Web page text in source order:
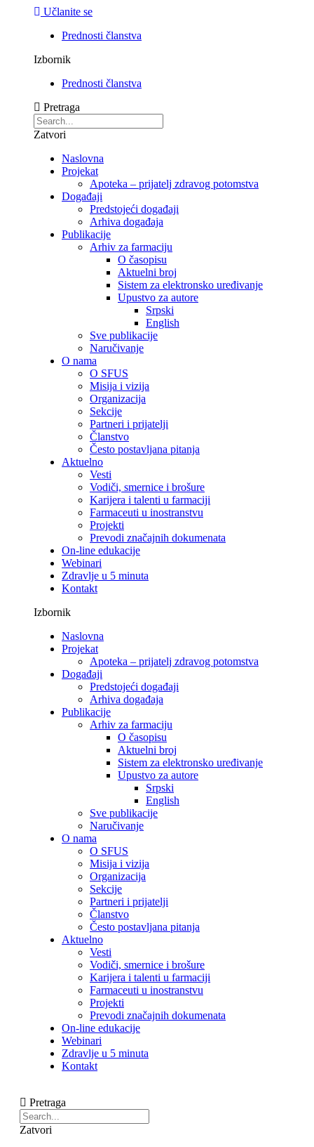
Učlanite se
Prednosti članstva
Izbornik
Prednosti članstva
Pretraga
Zatvori
Naslovna
Projekat
Apoteka – prijatelj zdravog potomstva
Događaji
Predstojeći događaji
Arhiva događaja
Publikacije
Arhiv za farmaciju
O časopisu
Aktuelni broj
Sistem za elektronsko uređivanje
Upustvo za autore
Srpski
English
Sve publikacije
Naručivanje
O nama
O SFUS
Misija i vizija
Organizacija
Sekcije
Partneri i prijatelji
Članstvo
Često postavljana pitanja
Aktuelno
Vesti
Vodiči, smernice i brošure
Karijera i talenti u farmaciji
Farmaceuti u inostranstvu
Projekti
Prevodi značajnih dokumenata
On-line edukacije
Webinari
Zdravlje u 5 minuta
Kontakt
Izbornik
Naslovna
Projekat
Apoteka – prijatelj zdravog potomstva
Događaji
Predstojeći događaji
Arhiva događaja
Publikacije
Arhiv za farmaciju
O časopisu
Aktuelni broj
Sistem za elektronsko uređivanje
Upustvo za autore
Srpski
English
Sve publikacije
Naručivanje
O nama
O SFUS
Misija i vizija
Organizacija
Sekcije
Partneri i prijatelji
Članstvo
Često postavljana pitanja
Aktuelno
Vesti
Vodiči, smernice i brošure
Karijera i talenti u farmaciji
Farmaceuti u inostranstvu
Projekti
Prevodi značajnih dokumenata
On-line edukacije
Webinari
Zdravlje u 5 minuta
Kontakt
Pretraga
Zatvori